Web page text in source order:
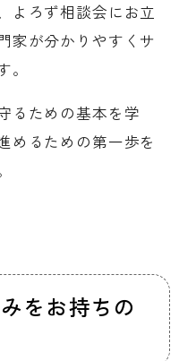
よろず相談会にお立
家が分かりやすくサ
るための基本を学
めるための第一歩を
をお持ちの